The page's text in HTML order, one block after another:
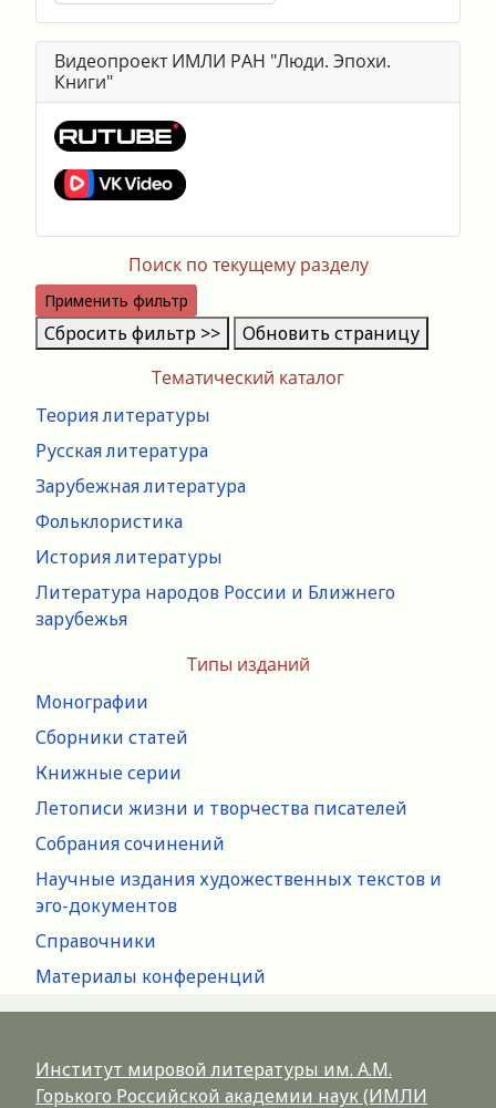
Тематический каталог
Теория литературы
Русская литература
Зарубежная литература
Фольклористика
История литературы
Литература народов России и Ближнего
зарубежья
Типы изданий
Монографии
Сборники статей
Книжные серии
Летописи жизни и творчества писателей
Собрания сочинений
Научные издания художественных текстов и
эго-документов
Справочники
Материалы конференций
Видеопроект ИМЛИ РАН "Люди. Эпохи.
Книги"
Поиск по текущему разделу
Применить фильтр
Сбросить фильтр >> Обновить страницу
Институт мировой литературы им. А.М.
Горького Российской академии наук (ИМЛИ